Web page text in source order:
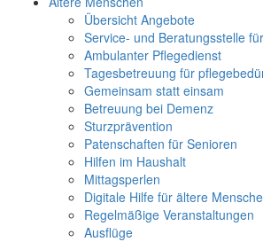
Übersicht Angebote
Service- und Beratungsstelle
Ambulanter Pflegedienst
Tagesbetreuung für
Gemeinsam statt einsam
Betreuung bei Demenz
Sturzprävention
Patenschaften für Senioren
Hilfen im Haushalt
Mittagsperlen
Digitale Hilfe für ältere
Regelmäßige Veranstaltungen
Ausflüge